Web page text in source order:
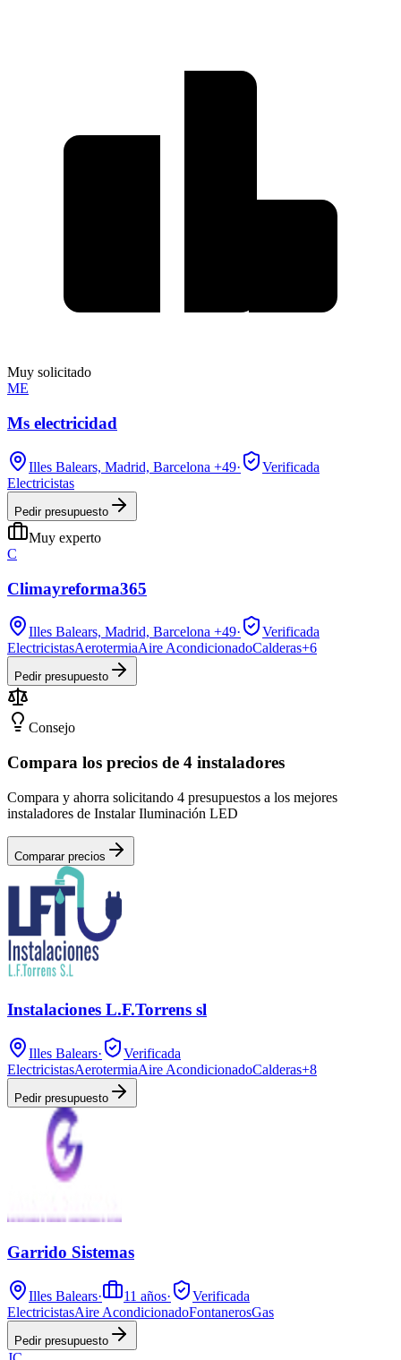
Muy solicitado
ME
Ms electricidad
Illes Balears, Madrid, Barcelona +49·
Verificada
Electricistas
Pedir presupuesto
Muy experto
C
Climayreforma365
Illes Balears, Madrid, Barcelona +49·
Verificada
ElectricistasAerotermiaAire AcondicionadoCalderas+6
Pedir presupuesto
Consejo
Compara los precios de 4 instaladores
Compara y ahorra solicitando 4 presupuestos a los mejores
instaladores de Instalar Iluminación LED
Comparar precios
Instalaciones L.F.Torrens sl
Illes Balears·
Verificada
ElectricistasAerotermiaAire AcondicionadoCalderas+8
Pedir presupuesto
Garrido Sistemas
Illes Balears· 11 años·
Verificada
ElectricistasAire AcondicionadoFontanerosGas
Pedir presupuesto